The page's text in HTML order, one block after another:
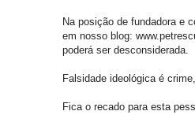
Na posição de fundadora e
em nosso blog:
poderá ser desconsiderada.
Falsidade ideológica é
Fica o recado para esta